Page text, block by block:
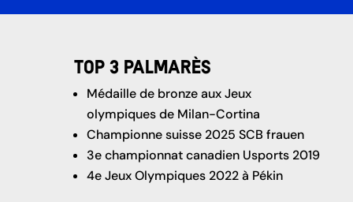
Top 3 palmarès
Médaille de bronze aux Jeux
olympiques de Milan-Cortina
Championne suisse 2025 SCB frauen
3e championnat canadien Usports 2019
4e Jeux Olympiques 2022 à Pékin